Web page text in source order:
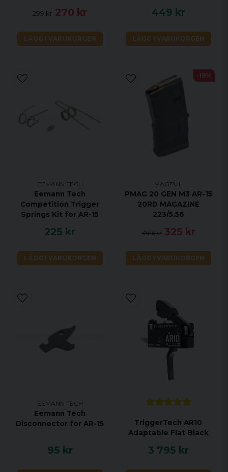
299 kr 270 kr
LÄGG I VARUKORGEN
449 kr
LÄGG I VARUKORGEN
EEMANN TECH
Eemann Tech
Competition Trigger
Springs Kit for AR-15
225 kr
LÄGG I VARUKORGEN
MAGPUL
PMAG 20 GEN M3 AR-15
20RD MAGAZINE
223/5.56
399 kr 325 kr
LÄGG I VARUKORGEN
-19%
EEMANN TECH
Eemann Tech
Disconnector for AR-15
95 kr
TriggerTech AR10
Adaptable Flat Black
3 795 kr